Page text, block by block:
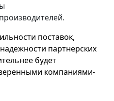
поставок,
партнерских
будет
компаниями-